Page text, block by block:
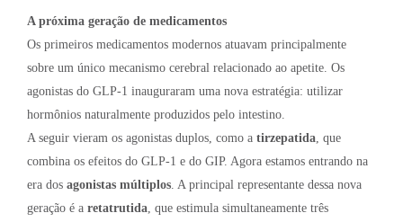
A próxima geração de medicamentos
Os primeiros medicamentos modernos atuavam principalmente
sobre um único mecanismo cerebral relacionado ao apetite. Os
agonistas do GLP-1 inauguraram uma nova estratégia: utilizar
hormônios naturalmente produzidos pelo intestino.
A seguir vieram os agonistas duplos, como a tirzepatida, que
combina os efeitos do GLP-1 e do GIP. Agora estamos entrando na
era dos agonistas múltiplos. A principal representante dessa nova
geração é a retatrutida, que estimula simultaneamente três